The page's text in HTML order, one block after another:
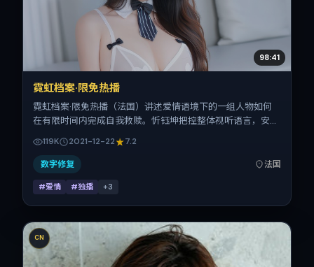
98:41
霓虹档案·限免热播
霓虹档案·限免热播（法国）讲述爱情语境下的一组人物如何
在有限时间内完成自我救赎。忻钰坤把控整体视听语言，安妮
于 2021-12-22 起陆续登陆院线与网络平台，贺岁档前后公
映，片长98分钟。
119K 2021-12-22 7.2
数字修复 法国
#爱情 #独播 +3
CN